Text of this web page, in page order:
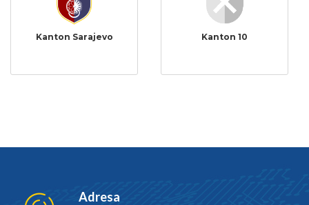
Kanton Sarajevo Kanton 10
Adresa